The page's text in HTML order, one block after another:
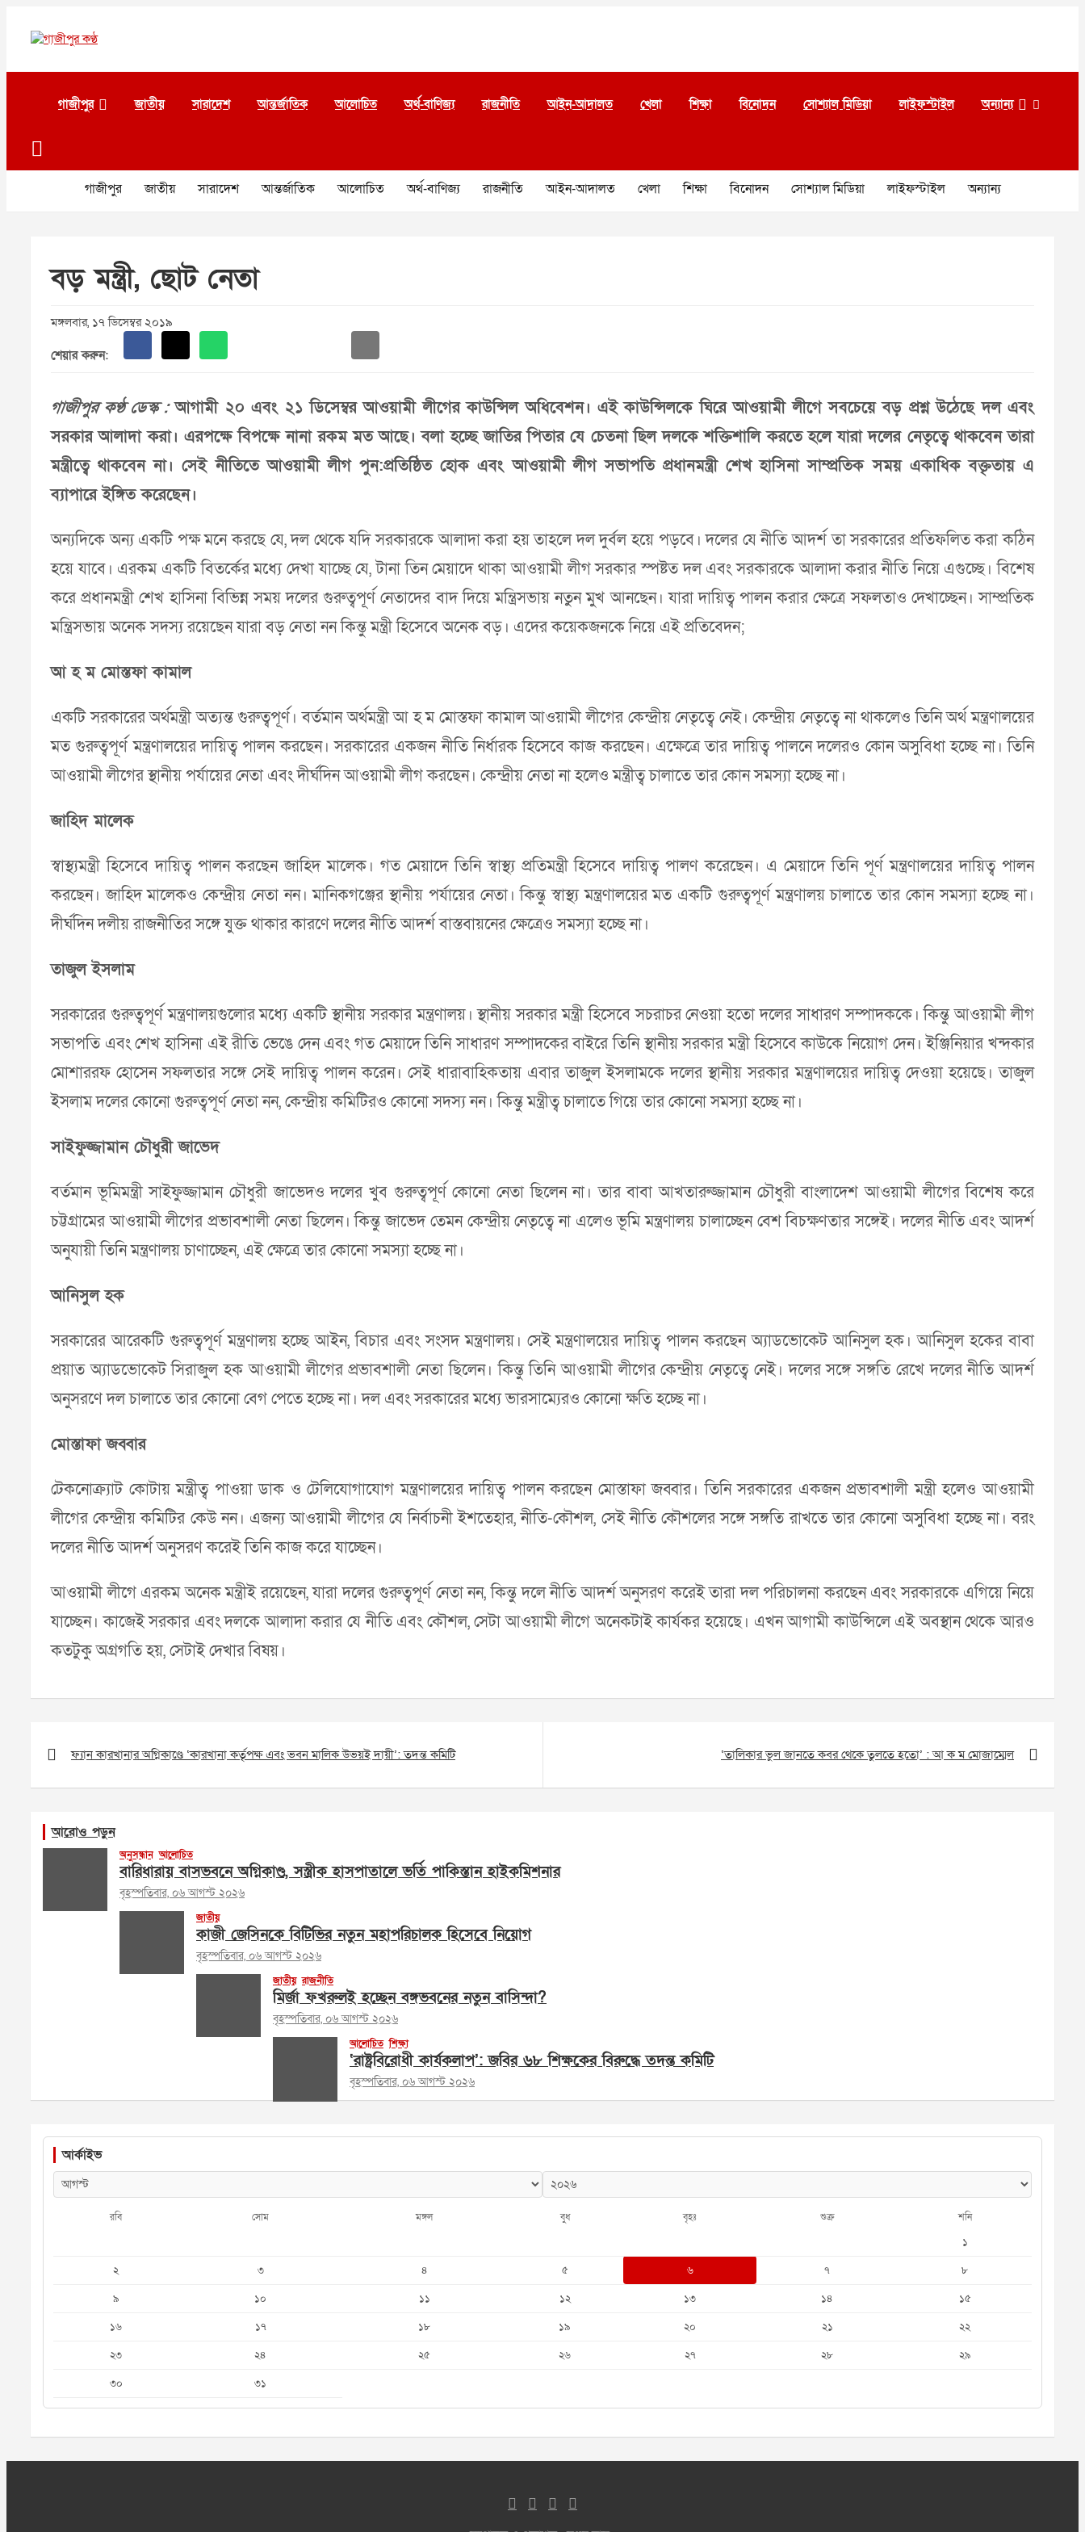
contentগাজীপুর কণ্ঠ
গাজীপুর জাতীয় সারাদেশ আন্তর্জাতিক আলোচিত অর্থ-বাণিজ্য রাজনীতি আইন-আদালত খেলা শিক্ষা বিনোদন সোশ্যাল মিডিয়া লাইফস্টাইল অন্যান্য
গাজীপুর জাতীয় সারাদেশ আন্তর্জাতিক আলোচিত অর্থ-বাণিজ্য রাজনীতি আইন-আদালত খেলা শিক্ষা বিনোদন সোশ্যাল মিডিয়া লাইফস্টাইল অন্যান্য
বড় মন্ত্রী, ছোট নেতা
মঙ্গলবার, ১৭ ডিসেম্বর ২০১৯
শেয়ার করুন:
গাজীপুর কণ্ঠ ডেস্ক :আগামী ২০ এবং ২১ ডিসেম্বর আওয়ামী লীগের কাউন্সিল অধিবেশন। এই কাউন্সিলকে ঘিরে আওয়ামী লীগে সবচেয়ে বড় প্রশ্ন উঠেছে দল এবং
সরকার আলাদা করা। এরপক্ষে বিপক্ষে নানা রকম মত আছে। বলা হচ্ছে জাতির পিতার যে চেতনা ছিল দলকে শক্তিশালি করতে হলে যারা দলের নেতৃত্বে থাকবেন তারা
মন্ত্রীত্বে থাকবেন না। সেই নীতিতে আওয়ামী লীগ পুন:প্রতিষ্ঠিত হোক এবং আওয়ামী লীগ সভাপতি প্রধানমন্ত্রী শেখ হাসিনা সাম্প্রতিক সময় একাধিক বক্তৃতায় এ
ব্যাপারে ইঙ্গিত করেছেন।
অন্যদিকে অন্য একটি পক্ষ মনে করছে যে, দল থেকে যদি সরকারকে আলাদা করা হয় তাহলে দল দুর্বল হয়ে পড়বে। দলের যে নীতি আদর্শ তা সরকারের প্রতিফলিত করা কঠিন
হয়ে যাবে। এরকম একটি বিতর্কের মধ্যে দেখা যাচ্ছে যে, টানা তিন মেয়াদে থাকা আওয়ামী লীগ সরকার স্পষ্টত দল এবং সরকারকে আলাদা করার নীতি নিয়ে এগুচ্ছে। বিশেষ
করে প্রধানমন্ত্রী শেখ হাসিনা বিভিন্ন সময় দলের গুরুত্বপূর্ণ নেতাদের বাদ দিয়ে মন্ত্রিসভায় নতুন মুখ আনছেন। যারা দায়িত্ব পালন করার ক্ষেত্রে সফলতাও দেখাচ্ছেন। সাম্প্রতিক
মন্ত্রিসভায় অনেক সদস্য রয়েছেন যারা বড় নেতা নন কিন্তু মন্ত্রী হিসেবে অনেক বড়। এদের কয়েকজনকে নিয়ে এই প্রতিবেদন;
আ হ ম মোস্তফা কামাল
একটি সরকারের অর্থমন্ত্রী অত্যন্ত গুরুত্বপূর্ণ। বর্তমান অর্থমন্ত্রী আ হ ম মোস্তফা কামাল আওয়ামী লীগের কেন্দ্রীয় নেতৃত্বে নেই। কেন্দ্রীয় নেতৃত্বে না থাকলেও তিনি অর্থ মন্ত্রণালয়ের
মত গুরুত্বপূর্ণ মন্ত্রণালয়ের দায়িত্ব পালন করছেন। সরকারের একজন নীতি নির্ধারক হিসেবে কাজ করছেন। এক্ষেত্রে তার দায়িত্ব পালনে দলেরও কোন অসুবিধা হচ্ছে না। তিনি
আওয়ামী লীগের স্থানীয় পর্যায়ের নেতা এবং দীর্ঘদিন আওয়ামী লীগ করছেন। কেন্দ্রীয় নেতা না হলেও মন্ত্রীত্ব চালাতে তার কোন সমস্যা হচ্ছে না।
জাহিদ মালেক
স্বাস্থ্যমন্ত্রী হিসেবে দায়িত্ব পালন করছেন জাহিদ মালেক। গত মেয়াদে তিনি স্বাস্থ্য প্রতিমন্ত্রী হিসেবে দায়িত্ব পালণ করেছেন। এ মেয়াদে তিনি পূর্ণ মন্ত্রণালয়ের দায়িত্ব পালন
করছেন। জাহিদ মালেকও কেন্দ্রীয় নেতা নন। মানিকগঞ্জের স্থানীয় পর্যায়ের নেতা। কিন্তু স্বাস্থ্য মন্ত্রণালয়ের মত একটি গুরুত্বপূর্ণ মন্ত্রণালয় চালাতে তার কোন সমস্যা হচ্ছে না।
দীর্ঘদিন দলীয় রাজনীতির সঙ্গে যুক্ত থাকার কারণে দলের নীতি আদর্শ বাস্তবায়নের ক্ষেত্রেও সমস্যা হচ্ছে না।
তাজুল ইসলাম
সরকারের গুরুত্বপূর্ণ মন্ত্রণালয়গুলোর মধ্যে একটি স্থানীয় সরকার মন্ত্রণালয়। স্থানীয় সরকার মন্ত্রী হিসেবে সচরাচর নেওয়া হতো দলের সাধারণ সম্পাদককে। কিন্তু আওয়ামী লীগ
সভাপতি এবং শেখ হাসিনা এই রীতি ভেঙে দেন এবং গত মেয়াদে তিনি সাধারণ সম্পাদকের বাইরে তিনি স্থানীয় সরকার মন্ত্রী হিসেবে কাউকে নিয়োগ দেন। ইঞ্জিনিয়ার খন্দকার
মোশাররফ হোসেন সফলতার সঙ্গে সেই দায়িত্ব পালন করেন। সেই ধারাবাহিকতায় এবার তাজুল ইসলামকে দলের স্থানীয় সরকার মন্ত্রণালয়ের দায়িত্ব দেওয়া হয়েছে। তাজুল
ইসলাম দলের কোনো গুরুত্বপূর্ণ নেতা নন, কেন্দ্রীয় কমিটিরও কোনো সদস্য নন। কিন্তু মন্ত্রীত্ব চালাতে গিয়ে তার কোনো সমস্যা হচ্ছে না।
সাইফুজ্জামান চৌধুরী জাভেদ
বর্তমান ভূমিমন্ত্রী সাইফুজ্জামান চৌধুরী জাভেদও দলের খুব গুরুত্বপূর্ণ কোনো নেতা ছিলেন না। তার বাবা আখতারুজ্জামান চৌধুরী বাংলাদেশ আওয়ামী লীগের বিশেষ করে
চট্টগ্রামের আওয়ামী লীগের প্রভাবশালী নেতা ছিলেন। কিন্তু জাভেদ তেমন কেন্দ্রীয় নেতৃত্বে না এলেও ভূমি মন্ত্রণালয় চালাচ্ছেন বেশ বিচক্ষণতার সঙ্গেই। দলের নীতি এবং আদর্শ
অনুযায়ী তিনি মন্ত্রণালয় চাণাচ্ছেন, এই ক্ষেত্রে তার কোনো সমস্যা হচ্ছে না।
আনিসুল হক
সরকারের আরেকটি গুরুত্বপূর্ণ মন্ত্রণালয় হচ্ছে আইন, বিচার এবং সংসদ মন্ত্রণালয়। সেই মন্ত্রণালয়ের দায়িত্ব পালন করছেন অ্যাডভোকেট আনিসুল হক। আনিসুল হকের বাবা
প্রয়াত অ্যাডভোকেট সিরাজুল হক আওয়ামী লীগের প্রভাবশালী নেতা ছিলেন। কিন্তু তিনি আওয়ামী লীগের কেন্দ্রীয় নেতৃত্বে নেই। দলের সঙ্গে সঙ্গতি রেখে দলের নীতি আদর্শ
অনুসরণে দল চালাতে তার কোনো বেগ পেতে হচ্ছে না। দল এবং সরকারের মধ্যে ভারসাম্যেরও কোনো ক্ষতি হচ্ছে না।
মোস্তাফা জব্বার
টেকনোক্র্যাট কোটায় মন্ত্রীত্ব পাওয়া ডাক ও টেলিযোগাযোগ মন্ত্রণালয়ের দায়িত্ব পালন করছেন মোস্তাফা জব্বার। তিনি সরকারের একজন প্রভাবশালী মন্ত্রী হলেও আওয়ামী
লীগের কেন্দ্রীয় কমিটির কেউ নন। এজন্য আওয়ামী লীগের যে নির্বাচনী ইশতেহার, নীতি-কৌশল, সেই নীতি কৌশলের সঙ্গে সঙ্গতি রাখতে তার কোনো অসুবিধা হচ্ছে না। বরং
দলের নীতি আদর্শ অনুসরণ করেই তিনি কাজ করে যাচ্ছেন।
আওয়ামী লীগে এরকম অনেক মন্ত্রীই রয়েছেন, যারা দলের গুরুত্বপূর্ণ নেতা নন, কিন্তু দলে নীতি আদর্শ অনুসরণ করেই তারা দল পরিচালনা করছেন এবং সরকারকে এগিয়ে নিয়ে
যাচ্ছেন। কাজেই সরকার এবং দলকে আলাদা করার যে নীতি এবং কৌশল, সেটা আওয়ামী লীগে অনেকটাই কার্যকর হয়েছে। এখন আগামী কাউন্সিলে এই অবস্থান থেকে আরও
কতটুকু অগ্রগতি হয়, সেটাই দেখার বিষয়।
navigation
ফ্যান কারখানার অগ্নিকাণ্ডে ‘কারখানা কর্তৃপক্ষ এবং ভবন মালিক উভয়ই দায়ী’: তদন্ত কমিটি ‘তালিকার ভুল জানতে কবর থেকে তুলতে হতো’ : আ ক ম মোজাম্মেল
আরোও পড়ুন
অনুসন্ধান আলোচিত
বারিধারায় বাসভবনে অগ্নিকাণ্ড, সস্ত্রীক হাসপাতালে ভর্তি পাকিস্তান হাইকমিশনার
বৃহস্পতিবার, ০৬ আগস্ট ২০২৬
জাতীয়
কাজী জেসিনকে বিটিভির নতুন মহাপরিচালক হিসেবে নিয়োগ
বৃহস্পতিবার, ০৬ আগস্ট ২০২৬
জাতীয় রাজনীতি
মির্জা ফখরুলই হচ্ছেন বঙ্গভবনের নতুন বাসিন্দা?
বৃহস্পতিবার, ০৬ আগস্ট ২০২৬
আলোচিত শিক্ষা
‘রাষ্ট্রবিরোধী কার্যকলাপ’: জবির ৬৮ শিক্ষকের বিরুদ্ধে তদন্ত কমিটি
বৃহস্পতিবার, ০৬ আগস্ট ২০২৬
আর্কাইভ
রবি সোম মঙ্গল বুধ বৃহঃ শুক্র শনি
১
২
৩ ৪ ৫ ৬ ৭
৮
৯
১০ ১১ ১২ ১৩ ১৪
১৫
১৬
১৭ ১৮ ১৯ ২০ ২১
২২
২৩
২৪ ২৫ ২৬ ২৭ ২৮
২৯
৩০
৩১